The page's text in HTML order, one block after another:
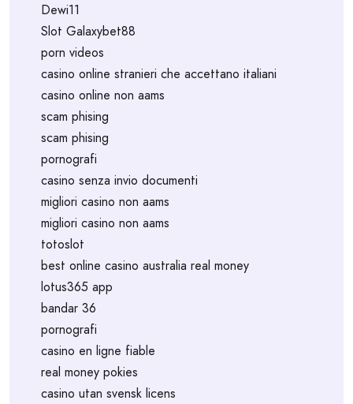
Dewi11
Slot Galaxybet88
porn videos
casino online stranieri che accettano italiani
casino online non aams
scam phising
scam phising
pornografi
casino senza invio documenti
migliori casino non aams
migliori casino non aams
totoslot
best online casino australia real money
lotus365 app
bandar 36
pornografi
casino en ligne fiable
real money pokies
casino utan svensk licens